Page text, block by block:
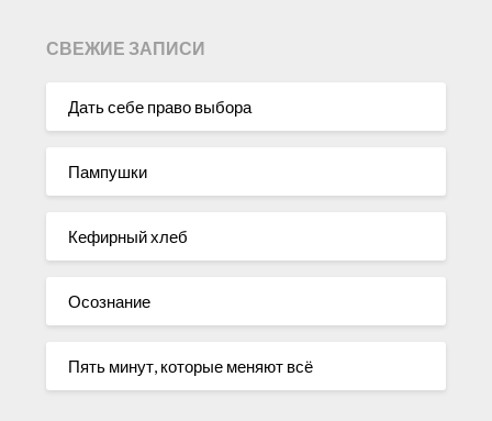
СВЕЖИЕ ЗАПИСИ
Дать себе право выбора
Пампушки
Кефирный хлеб
Осознание
Пять минут, которые меняют всё